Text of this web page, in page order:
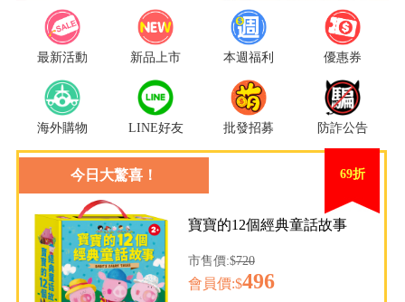
海外購物免煩惱！點我查看『海外購物流程說明』
最新活動 新品上市 本週福利 優惠券
海外購物 LINE好友 批發招募 防詐公告
今日大驚喜！ 69折
寶寶的12個經典童話故事
市售價:$720
會員價:$496